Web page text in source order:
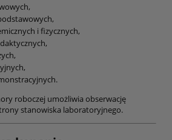
i fizycznych,
roboczej umożliwia obserwację
stanowiska laboratoryjnego.